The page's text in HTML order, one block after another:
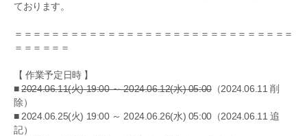
ております。
＝＝＝＝＝＝＝＝＝＝＝＝＝＝＝＝＝＝＝＝＝＝＝＝＝＝＝＝＝＝
＝＝＝＝＝＝
【 作業予定日時 】
■2024.06.11(火) 19:00 ～ 2024.06.12(水) 05:00（2024.06.11 削
除）
■ 2024.06.25(火) 19:00 ～ 2024.06.26(水) 05:00（2024.06.11 追
記）